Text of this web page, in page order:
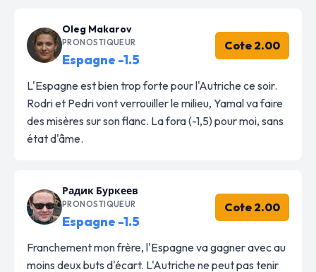
Oleg Makarov
PRONOSTIQUEUR
Espagne -1.5
Cote 2.00
L'Espagne est bien trop forte pour l'Autriche ce soir.
Rodri et Pedri vont verrouiller le milieu, Yamal va faire
des misères sur son flanc. La fora (-1,5) pour moi, sans
état d'âme.
Радик Буркеев
PRONOSTIQUEUR
Espagne -1.5
Cote 2.00
Franchement mon frère, l'Espagne va gagner avec au
moins deux buts d'écart. L'Autriche ne peut pas tenir